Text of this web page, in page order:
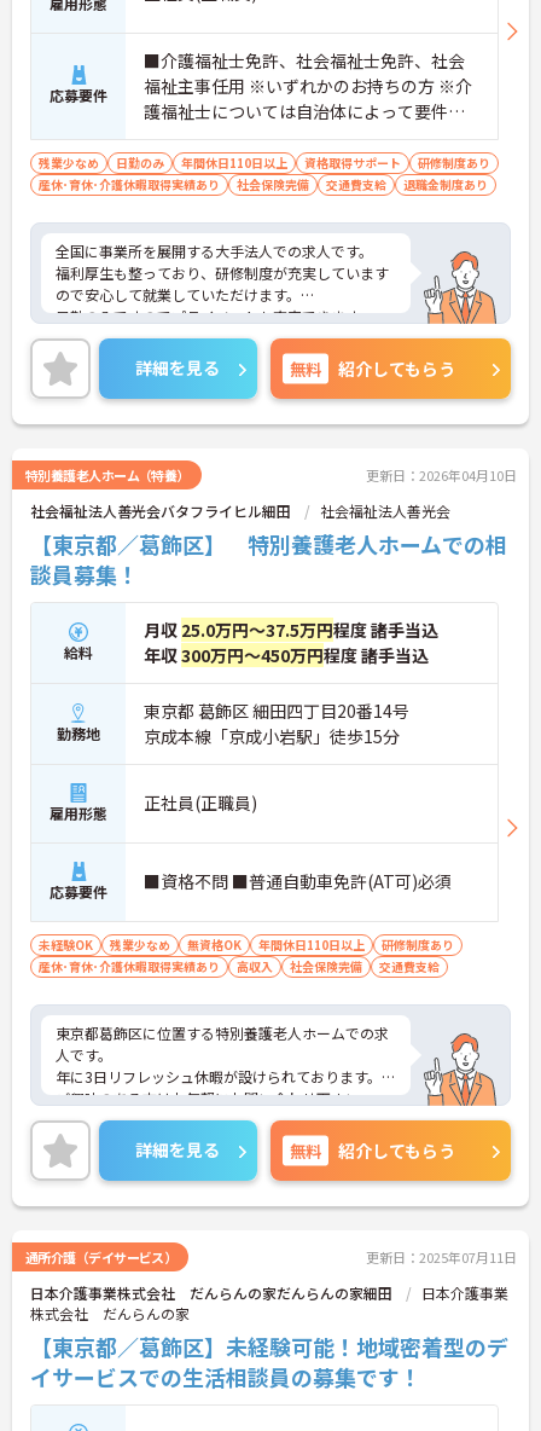
応募要件
■介護福祉士免許、社会福祉士免許、社会
福祉主事任用 ※いずれかのお持ちの方 ※介
護福祉士については自治体によって要件が
異なります
残業少なめ 日勤のみ 年間休日110日以上 資格取得サポート
研修制度あり
産休･育休･介護休暇取得実績あり
社会保険完備 交通費支給 退職金制度あり
全国に事業所を展開する大手法人での求人です。
福利厚生も整っており、研修制度が充実しています
ので安心して就業していただけます。
日勤のみですのでプライベートも充実できます。
ご興味ある方には、面接対策ポイントなど、さらに
詳細をお話しいたしますのでお気軽にご相談くださ
い。
詳細を見る 無料 紹介してもらう
特別養護老人ホーム（特養） 更新日：2026年04月10日
社会福祉法人善光会バタフライヒル細田 社会福祉法人善光会
【東京都／葛飾区】 特別養護老人ホームでの相
談員募集！
給料
月収 25.0万円～37.5万円程度 諸手当込
年収300万円～450万円程度 諸手当込
勤務地
東京都 葛飾区 細田四丁目20番14号
京成本線「京成小岩駅」徒歩15分
雇用形態 正社員(正職員)
応募要件 ■資格不問 ■普通自動車免許(AT可)必須
未経験OK 残業少なめ 無資格OK 年間休日110日以上
研修制度あり
産休･育休･介護休暇取得実績あり
高収入 社会保険完備 交通費支給
東京都葛飾区に位置する特別養護老人ホームでの求
人です。
年に3日リフレッシュ休暇が設けられております。
ご興味のある方はお気軽にお問い合わせ下さい。
詳細を見る 無料 紹介してもらう
通所介護（デイサービス） 更新日：2025年07月11日
日本介護事業株式会社 だんらんの家だんらんの家細田
日本介護事業
株式会社 だんらんの家
【東京都／葛飾区】未経験可能！地域密着型のデ
イサービスでの生活相談員の募集です！